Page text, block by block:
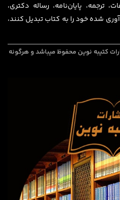
ترجمه، پایان‌نامه، رساله دکتری،
شده خود را به کتاب تبدیل کنند،
کتیبه نوین محفوظ میباشد و هرگونه